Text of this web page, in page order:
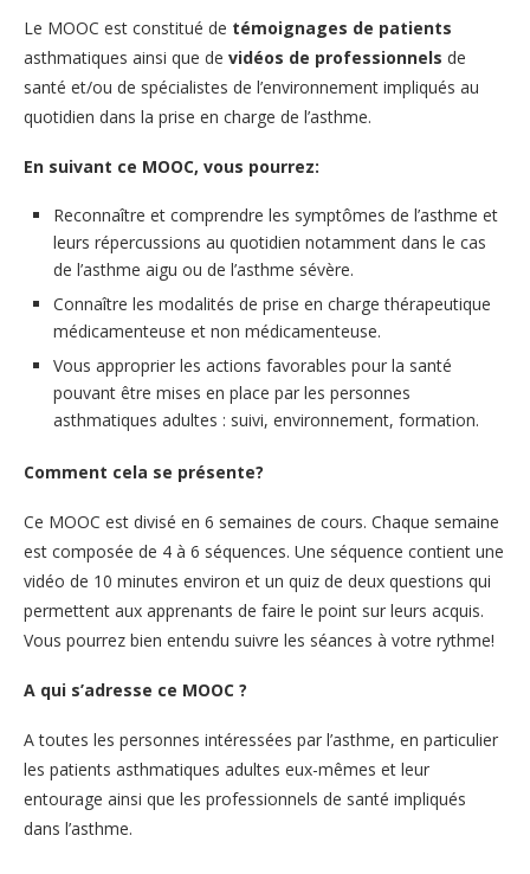
Le MOOC est constitué de témoignages de patients
asthmatiques ainsi que de vidéos de professionnels de
santé et/ou de spécialistes de l’environnement impliqués au
quotidien dans la prise en charge de l’asthme.
En suivant ce MOOC, vous pourrez:
Reconnaître et comprendre les symptômes de l’asthme et
leurs répercussions au quotidien notamment dans le cas
de l’asthme aigu ou de l’asthme sévère.
Connaître les modalités de prise en charge thérapeutique
médicamenteuse et non médicamenteuse.
Vous approprier les actions favorables pour la santé
pouvant être mises en place par les personnes
asthmatiques adultes : suivi, environnement, formation.
Comment cela se présente?
Ce MOOC est divisé en 6 semaines de cours. Chaque semaine
est composée de 4 à 6 séquences. Une séquence contient une
vidéo de 10 minutes environ et un quiz de deux questions qui
permettent aux apprenants de faire le point sur leurs acquis.
Vous pourrez bien entendu suivre les séances à votre rythme!
A qui s’adresse ce MOOC ?
A toutes les personnes intéressées par l’asthme, en particulier
les patients asthmatiques adultes eux-mêmes et leur
entourage ainsi que les professionnels de santé impliqués
dans l’asthme.